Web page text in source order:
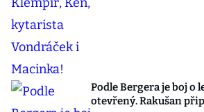
Podle Bergera je boj o
otevřený. Rakušan